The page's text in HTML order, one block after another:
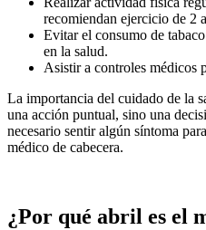
recomiendan ejercicio de 2
Evitar el consumo de
en la salud.
Asistir a controles médicos
La importancia del cuidado de la
una acción puntual, sino una
necesario sentir algún síntoma
médico de cabecera.
¿Por qué abril es el